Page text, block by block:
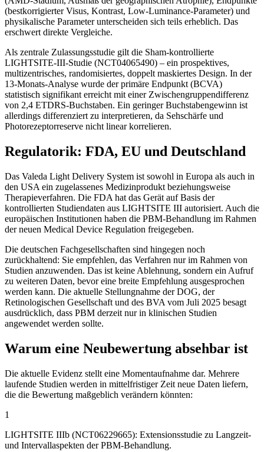
(bestkorrigierter Visus, Kontrast, Low-Luminance-Parameter) und
physikalische Parameter unterscheiden sich teils erheblich. Das
erschwert direkte Vergleiche.
Als zentrale Zulassungsstudie gilt die Sham-kontrollierte
LIGHTSITE-III-Studie (NCT04065490) – ein prospektives,
multizentrisches, randomisiertes, doppelt maskiertes Design. In der
13-Monats-Analyse wurde der primäre Endpunkt (BCVA)
statistisch signifikant erreicht mit einer Zwischengruppendifferenz
von 2,4 ETDRS-Buchstaben. Ein geringer Buchstabengewinn ist
allerdings differenziert zu interpretieren, da Sehschärfe und
Photorezeptorreserve nicht linear korrelieren.
Regulatorik: FDA, EU und Deutschland
Das Valeda Light Delivery System ist sowohl in Europa als auch in
den USA ein zugelassenes Medizinprodukt beziehungsweise
Therapieverfahren. Die FDA hat das Gerät auf Basis der
kontrollierten Studiendaten aus LIGHTSITE III autorisiert. Auch die
europäischen Institutionen haben die PBM-Behandlung im Rahmen
der neuen Medical Device Regulation freigegeben.
Die deutschen Fachgesellschaften sind hingegen noch
zurückhaltend: Sie empfehlen, das Verfahren nur im Rahmen von
Studien anzuwenden. Das ist keine Ablehnung, sondern ein Aufruf
zu weiteren Daten, bevor eine breite Empfehlung ausgesprochen
werden kann. Die aktuelle Stellungnahme der DOG, der
Retinologischen Gesellschaft und des BVA vom Juli 2025 besagt
ausdrücklich, dass PBM derzeit nur in klinischen Studien
angewendet werden sollte.
Warum eine Neubewertung absehbar ist
Die aktuelle Evidenz stellt eine Momentaufnahme dar. Mehrere
laufende Studien werden in mittelfristiger Zeit neue Daten liefern,
die die Bewertung maßgeblich verändern könnten:
1
LIGHTSITE IIIb (NCT06229665): Extensionsstudie zu Langzeit-
und Intervallaspekten der PBM-Behandlung.